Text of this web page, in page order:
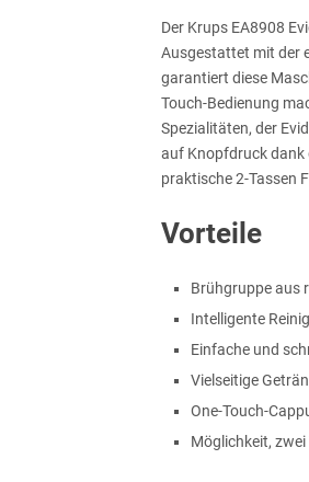
Der Krups EA8908
Ausgestattet mit der
garantiert diese
Touch-Bedienung
Spezialitäten, der
auf Knopfdruck dank
praktische 2-Tassen
Vorteile
Brühgruppe aus
Intelligente
Einfache und
Vielseitige
One-Touch-
Möglichkeit,